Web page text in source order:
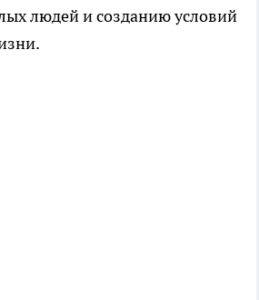
людей и созданию условий